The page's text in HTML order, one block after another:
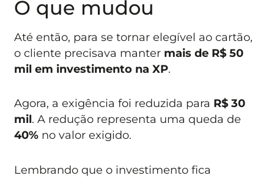
O que mudou
Até então, para se tornar elegível ao cartão,
o cliente precisava manter mais de R$ 50
mil em investimento na XP.
Agora, a exigência foi reduzida para R$ 30
mil. A redução representa uma queda de
40% no valor exigido.
Lembrando que o investimento fica